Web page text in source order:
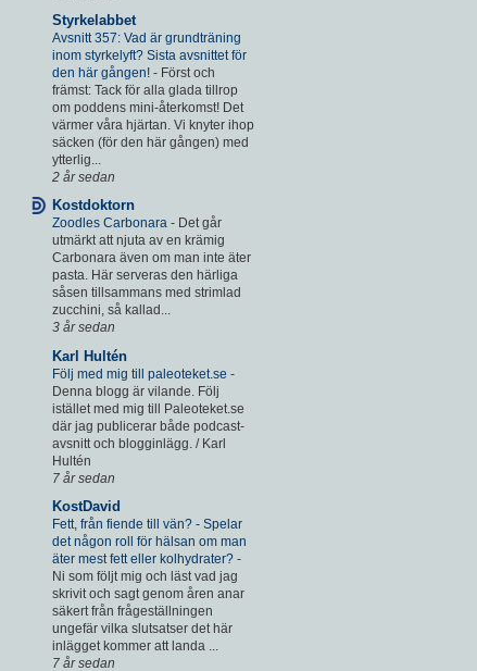
Styrkelabbet
Avsnitt 357: Vad är grundträning
inom styrkelyft? Sista avsnittet för
den här gången! - Först och
främst: Tack för alla glada tillrop
om poddens mini-återkomst! Det
värmer våra hjärtan. Vi knyter ihop
säcken (för den här gången) med
ytterlig...
2 år sedan
Kostdoktorn
Zoodles Carbonara - Det går
utmärkt att njuta av en krämig
Carbonara även om man inte äter
pasta. Här serveras den härliga
såsen tillsammans med strimlad
zucchini, så kallad...
3 år sedan
Karl Hultén
Följ med mig till paleoteket.se -
Denna blogg är vilande. Följ
istället med mig till Paleoteket.se
där jag publicerar både podcast-
avsnitt och blogginlägg. / Karl
Hultén
7 år sedan
KostDavid
Fett, från fiende till vän? - Spelar
det någon roll för hälsan om man
äter mest fett eller kolhydrater? -
Ni som följt mig och läst vad jag
skrivit och sagt genom åren anar
säkert från frågeställningen
ungefär vilka slutsatser det här
inlägget kommer att landa ...
7 år sedan